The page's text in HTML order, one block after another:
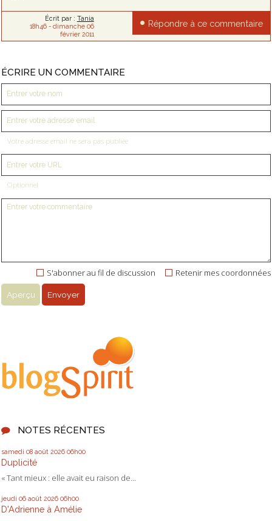
NOTES RÉCENTES
samedi 08 août 2026 06h00
Duplicité
« Tant mieux : elle avait eu raison de...
jeudi 06 août 2026 06h00
D'Adrienne à Amélie
Écrit par : Tania
18h46- dimanche 06
février 2011
Répondre à ce commentaire
ÉCRIRE UN COMMENTAIRE
Votre adresse email ne sera pas publiée
Optionnel
Retenir mes coordonnées
S'abonner au fil de discussion